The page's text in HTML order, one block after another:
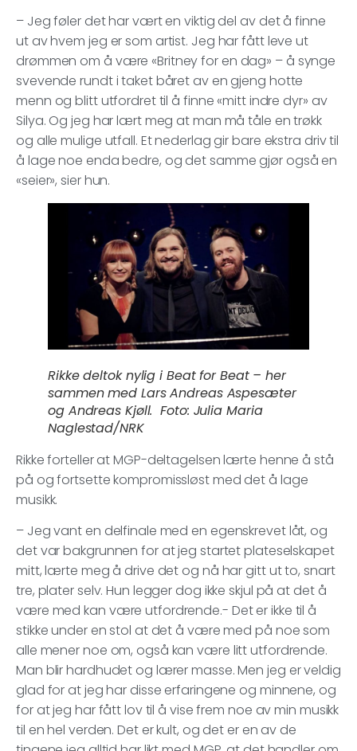
– Jeg føler det har vært en viktig del av det å finne
ut av hvem jeg er som artist. Jeg har fått leve ut
drømmen om å være «Britney for en dag» – å synge
svevende rundt i taket båret av en gjeng hotte
menn og blitt utfordret til å finne «mitt indre dyr» av
Silya. Og jeg har lært meg at man må tåle en trøkk
og alle mulige utfall. Et nederlag gir bare ekstra driv til
å lage noe enda bedre, og det samme gjør også en
«seier», sier hun.
Rikke deltok nylig i Beat for Beat – her
sammen med Lars Andreas Aspesæter
og Andreas Kjøll. Foto: Julia Maria
Naglestad/NRK
Rikke forteller at MGP-deltagelsen lærte henne å stå
på og fortsette kompromissløst med det å lage
musikk.
– Jeg vant en delfinale med en egenskrevet låt, og
det var bakgrunnen for at jeg startet plateselskapet
mitt, lærte meg å drive det og nå har gitt ut to, snart
tre, plater selv. Hun legger dog ikke skjul på at det å
være med kan være utfordrende.- Det er ikke til å
stikke under en stol at det å være med på noe som
alle mener noe om, også kan være litt utfordrende.
Man blir hardhudet og lærer masse. Men jeg er veldig
glad for at jeg har disse erfaringene og minnene, og
for at jeg har fått lov til å vise frem noe av min musikk
til en hel verden. Det er kult, og det er en av de